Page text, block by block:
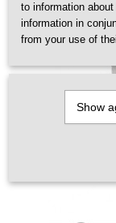
to information
information in
from your use of
Show